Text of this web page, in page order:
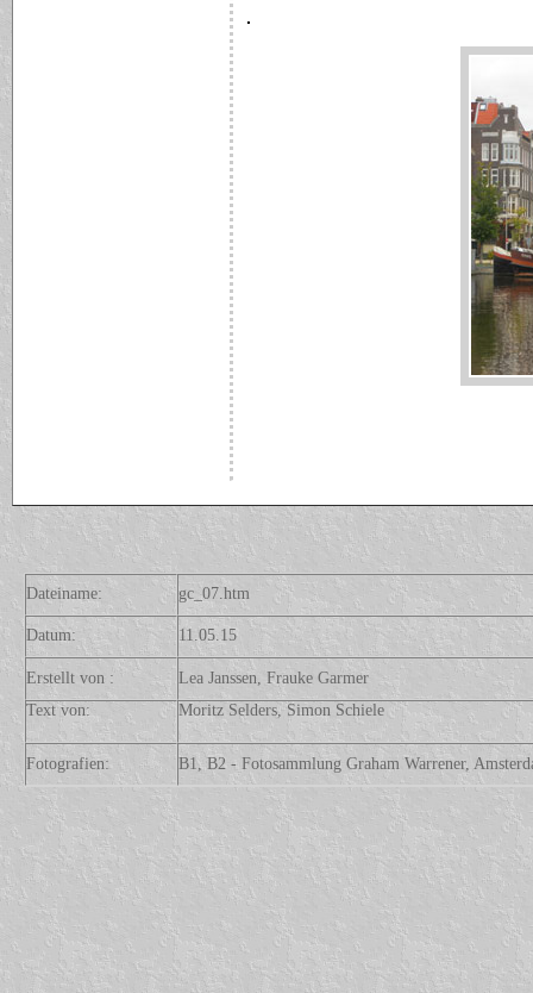
.
Dateiname: gc_07.htm
Datum: 11.05.15
Erstellt von :
Lea Janssen, Frauke Garmer
Text von:
Moritz Selders, Simon Schiele
Fotografien: B1, B2 - Fotosammlung Graham Warrener,